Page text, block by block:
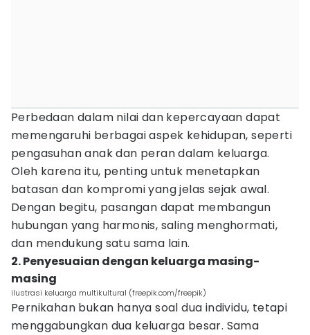
Perbedaan dalam nilai dan kepercayaan dapat
memengaruhi berbagai aspek kehidupan, seperti
pengasuhan anak dan peran dalam keluarga.
Oleh karena itu, penting untuk menetapkan
batasan dan kompromi yang jelas sejak awal.
Dengan begitu, pasangan dapat membangun
hubungan yang harmonis, saling menghormati,
dan mendukung satu sama lain.
2. Penyesuaian dengan keluarga masing-
masing
ilustrasi keluarga multikultural (freepik.com/freepik)
Pernikahan bukan hanya soal dua individu, tetapi
menggabungkan dua keluarga besar. Sama